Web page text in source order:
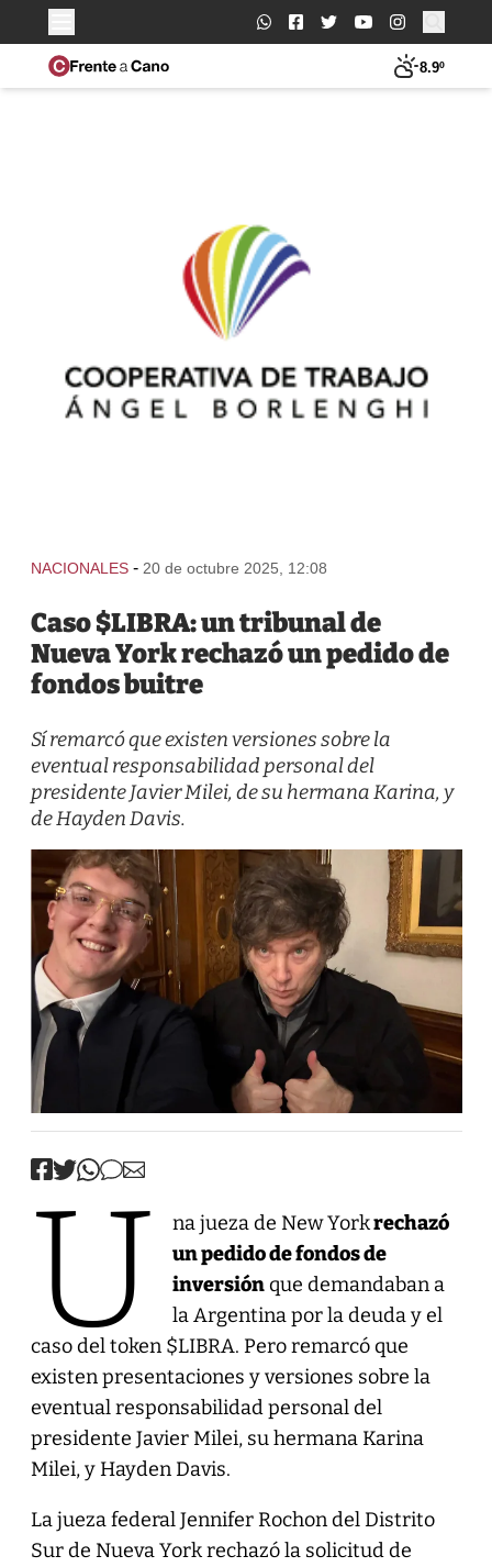
Buscar:
8.9º
NACIONALES - 20 de octubre 2025, 12:08
Caso $LIBRA: un tribunal de
Nueva York rechazó un pedido de
fondos buitre
Sí remarcó que existen versiones sobre la
eventual responsabilidad personal del
presidente Javier Milei, de su hermana Karina, y
de Hayden Davis.
U na jueza de New Yorkrechazó
un pedido de fondos de
inversiónque demandaban a
la Argentina por la deuda y el
caso del token $LIBRA. Pero remarcó que
existen presentaciones y versiones sobre la
eventual responsabilidad personal del
presidente Javier Milei, su hermana Karina
Milei, y Hayden Davis.
La jueza federal Jennifer Rochon del Distrito
Sur de Nueva York rechazó la solicitud de